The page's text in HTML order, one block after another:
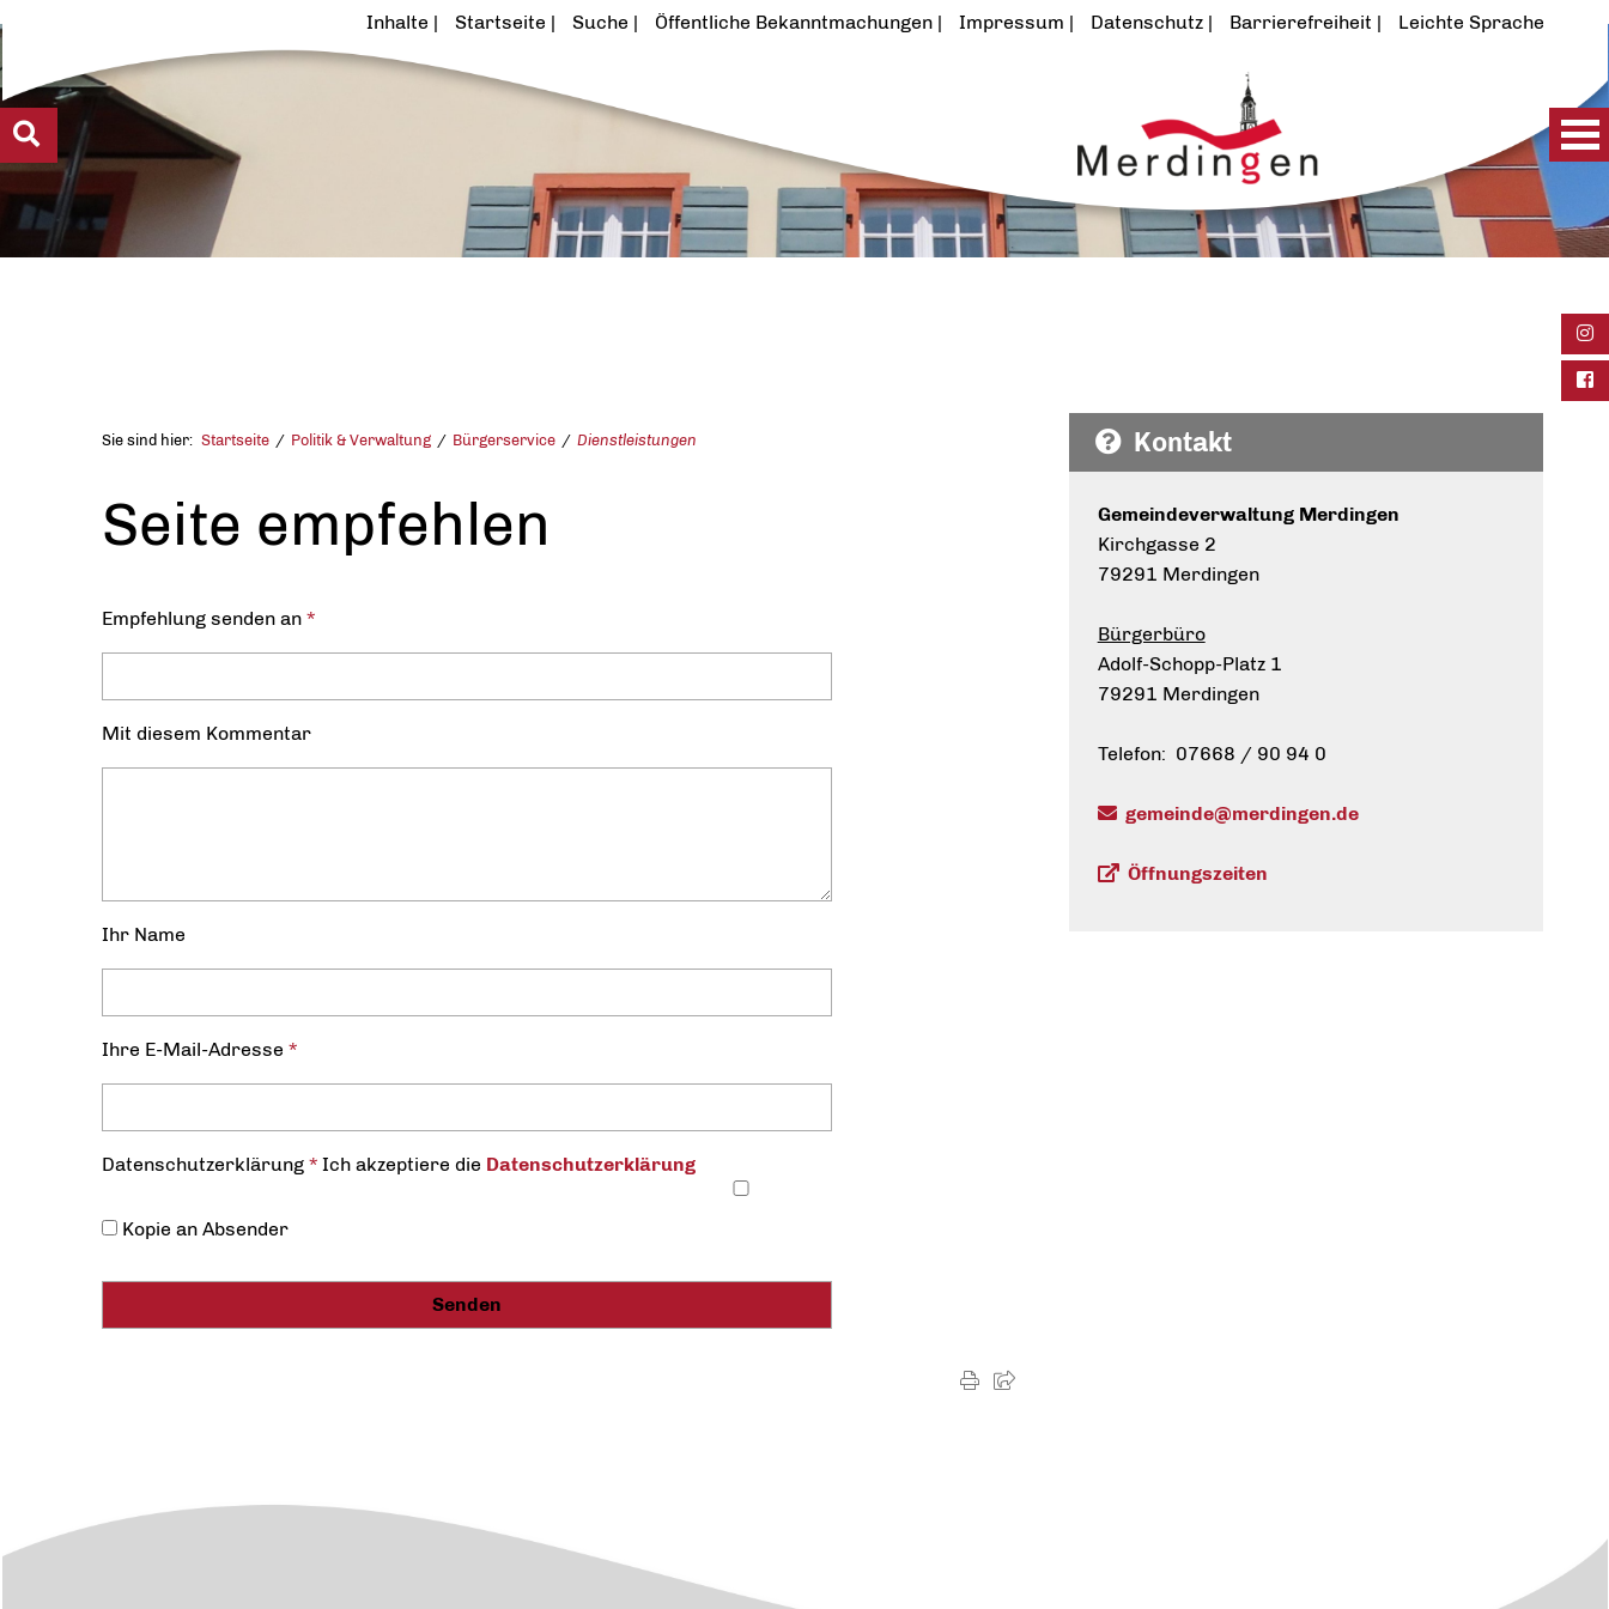
Inhalte Startseite Suche Öffentliche Bekanntmachungen Impressum Datenschutz Barrierefreiheit Leichte Sprache
Sie sind hier: Startseite Politik & Verwaltung Bürgerservice Dienstleistungen
Seite empfehlen
Empfehlung senden an *
Mit diesem Kommentar
Ihr Name
Ihre E-Mail-Adresse *
Datenschutz­erklärung * Ich akzeptiere die Datenschutz­erklärung
Kopie an Absender
Kontakt
Gemeindeverwaltung Merdingen
Kirchgasse 2
79291 Merdingen
Bürgerbüro
Adolf-Schopp-Platz 1
79291 Merdingen
Telefon: 07668 / 90 94 0
gemeinde@merdingen.de
Öffnungszeiten